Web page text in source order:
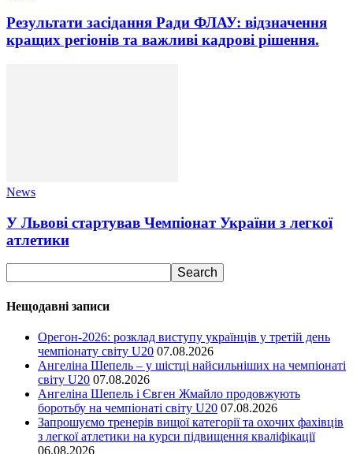
Результати засідання Ради ФЛАУ: відзначення
кращих регіонів та важливі кадрові рішення.
News
У Львові стартував Чемпіонат України з легкої
атлетики
Нещодавні записи
Орегон-2026: розклад виступу українців у третій день
чемпіонату світу U20 07.08.2026
Ангеліна Шепель – у шістці найсильніших на чемпіонаті
світу U20 07.08.2026
Ангеліна Шепель і Євген Жмайло продовжують
боротьбу на чемпіонаті світу U20 07.08.2026
Запрошуємо тренерів вищої категорії та охочих фахівців
з легкої атлетики на курси підвищення кваліфікації
06.08.2026